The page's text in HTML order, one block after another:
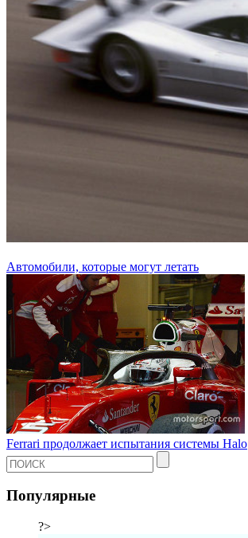
Автомобили, которые могут летать
Ferrari продолжает испытания системы Halo
Популярные
?>